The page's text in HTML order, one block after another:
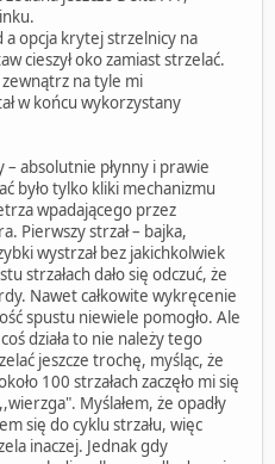
a opcja krytej strzelnicy na
cieszył oko zamiast strzelać.
na tyle mi
w końcu wykorzystany
absolutnie płynny i prawie
było tylko kliki mechanizmu
wpadającego przez
Pierwszy strzał – bajka,
wystrzał bez jakichkolwiek
strzałach dało się odczuć, że
Nawet całkowite wykręcenie
spustu niewiele pomogło. Ale
działa to nie należy tego
jeszcze trochę, myśląc, że
100 strzałach zaczęło mi się
Myślałem, że opadły
się do cyklu strzału, więc
inaczej. Jednak gdy